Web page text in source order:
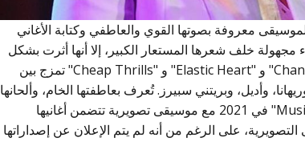
معروفة بصوتها القوي والعاطفي وكتابة الأغاني
مجهولة خلف شعرها المستعار الكبير، إلا أنها أثرت بشكل
كبير على البوب الحديث. كانت أغانيها الناجحة "Chandelier" و "Elastic Heart" و "Cheap Thrills" تمزج بين
وأديل، وبريتني سبيرز. تُعرف بعاطفتها الخام، وألحانها
المتصاعدة، وإنتاجها المبتكر. تم إصدار فيلمها الأول "Music" في 2021 مع موسيقى تصويرية تتضمن أغانيها
على الرغم من أنه لم يتم الإعلان عن إصداراتها